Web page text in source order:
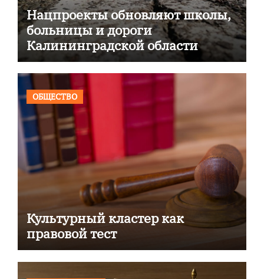
Нацпроекты обновляют школы,
больницы и дороги
Калининградской области
ОБЩЕСТВО
Культурный кластер как
правовой тест